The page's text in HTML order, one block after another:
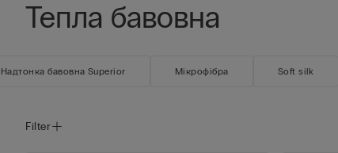
Тепла бавовна
Надтонка бавовна Superior Мікрофібра Soft silk
Filter